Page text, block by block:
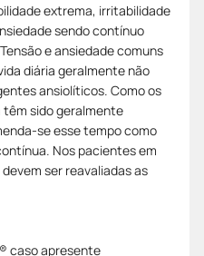
extrema, irritabilidade
sendo contínuo
e ansiedade comuns
diária geralmente não
ansiolíticos. Como os
sido geralmente
se esse tempo como
Nos pacientes em
ser reavaliadas as
caso apresente